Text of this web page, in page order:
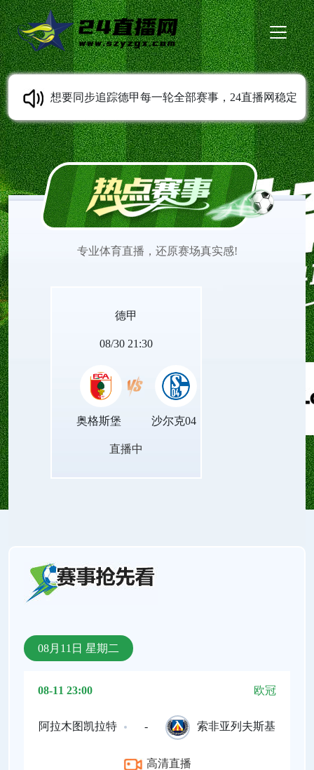
想要同步追踪德甲每一轮全部赛事，24直播网稳定
提供德甲直播服务。免费无插件高清直播随时可以
观看，多条线路灵活切换。平台持续同步赛程变动
专业体育直播，还原赛场真实感!
德甲
08/30 21:30
奥格斯堡 沙尔克04
直播中
08月11日 星期二
08-11 23:00 欧冠
阿拉木图凯拉特 - 索非亚列夫斯基
高清直播